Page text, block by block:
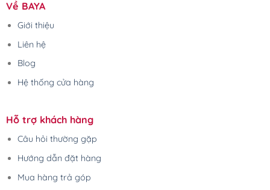
Về BAYA
Giới thiệu
Liên hệ
Blog
Hệ thống cửa hàng
Hỗ trợ khách hàng
Câu hỏi thường gặp
Hướng dẫn đặt hàng
Mua hàng trả góp